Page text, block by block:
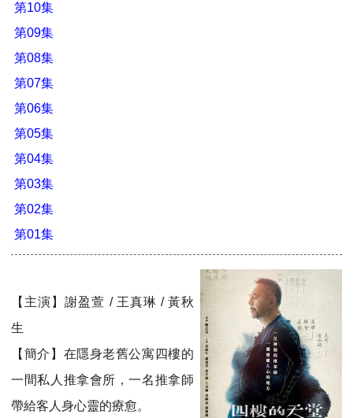
第10集
第09集
第08集
第07集
第06集
第05集
第04集
第03集
第02集
第01集
【主演】謝盈萱 / 王真琳 / 黃秋
生
【簡介】在隱身老舊公寓四樓的
一間私人推拿會所，一名推拿師
帶給客人身心靈的療愈。